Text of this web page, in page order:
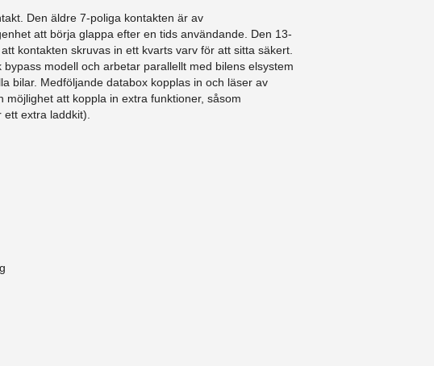
Den äldre 7-poliga kontakten är av
att börja glappa efter en tids användande. Den 13-
kontakten skruvas in ett kvarts varv för att sitta säkert.
modell och arbetar parallellt med bilens elsystem
bilar. Medföljande databox kopplas in och läser av
att koppla in extra funktioner, såsom
extra laddkit).